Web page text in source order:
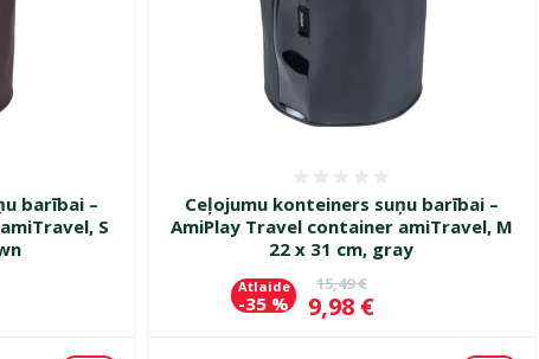
barībai –
S
Ceļojumu konteiners suņu barībai –
AmiPlay Travel container amiTravel, M
22 x 31 cm, gray
Oriģinālā cena
15,49 €
Cena
9,98 €
Atlaide
-35 %